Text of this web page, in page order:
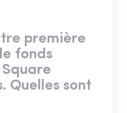
première
fonds
Quelles sont